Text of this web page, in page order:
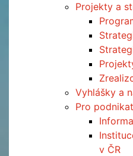
Projekty a
Vyhlášky a
Pro
v ČR